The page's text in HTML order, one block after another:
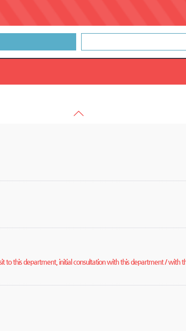
to this department, initial consultation with this department /